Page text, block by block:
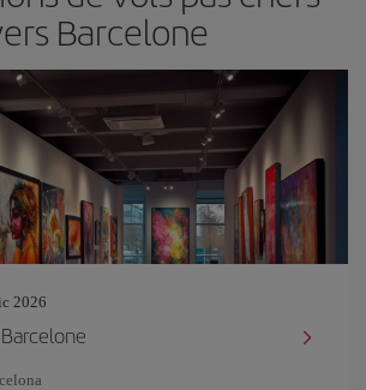
Barcelone
2026